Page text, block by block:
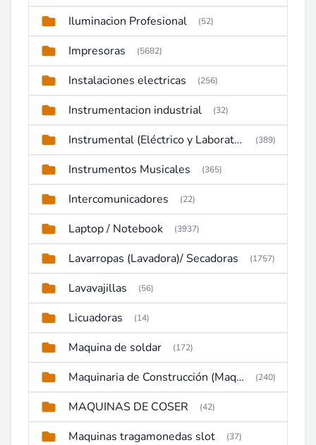
Iluminacion Profesional (52)
Impresoras (5682)
Instalaciones electricas (256)
Instrumentacion industrial (32)
Instrumental (Eléctrico y Laboratorio) (389)
Instrumentos Musicales (365)
Intercomunicadores (22)
Laptop / Notebook (3937)
Lavarropas (Lavadora)/ Secadoras (1757)
Lavavajillas (56)
Licuadoras (14)
Maquina de soldar (172)
Maquinaria de Construcción (Maquinaria Pesada) (240)
MAQUINAS DE COSER (42)
Maquinas tragamonedas slot (37)